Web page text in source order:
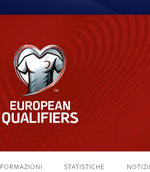
FORMAZIONI STATISTICHE